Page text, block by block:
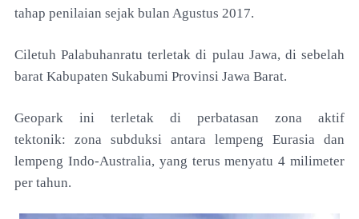
tahap penilaian sejak bulan Agustus 2017.
Ciletuh Palabuhanratu terletak di pulau Jawa, di sebelah
barat Kabupaten Sukabumi Provinsi Jawa Barat.
Geopark ini terletak di perbatasan zona aktif
tektonik: zona subduksi antara lempeng Eurasia dan
lempeng Indo-Australia, yang terus menyatu 4 milimeter
per tahun.